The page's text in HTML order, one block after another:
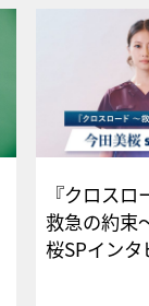
『クロス
救急の約束
桜SPイ